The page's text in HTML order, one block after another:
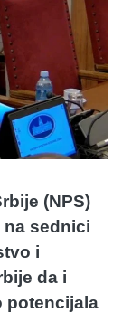
(NPS)
na sednici
i
da i
potencijala